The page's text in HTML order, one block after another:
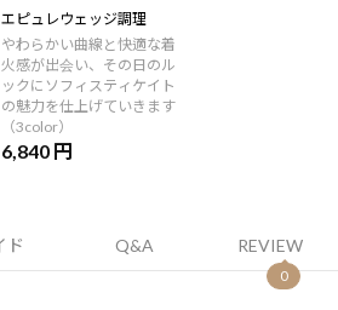
エピュレウェッジ調理
やわらかい曲線と快適な着
火感が出会い、その日のル
ックにソフィスティケイト
の魅力を仕上げていきます
（3color）
6,840 円
ド Q&A REVIEW
0